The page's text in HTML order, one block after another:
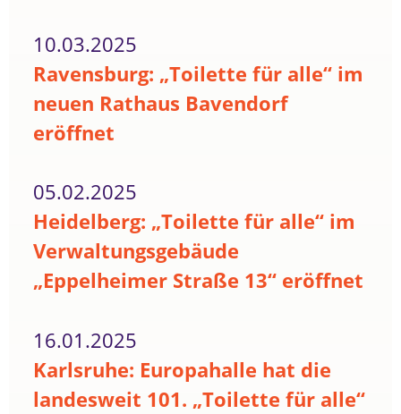
10.03.2025
Ravensburg: „Toilette für alle“ im
neuen Rathaus Bavendorf
eröffnet
05.02.2025
Heidelberg: „Toilette für alle“ im
Verwaltungsgebäude
„Eppelheimer Straße 13“ eröffnet
16.01.2025
Karlsruhe: Europahalle hat die
landesweit 101. „Toilette für alle“